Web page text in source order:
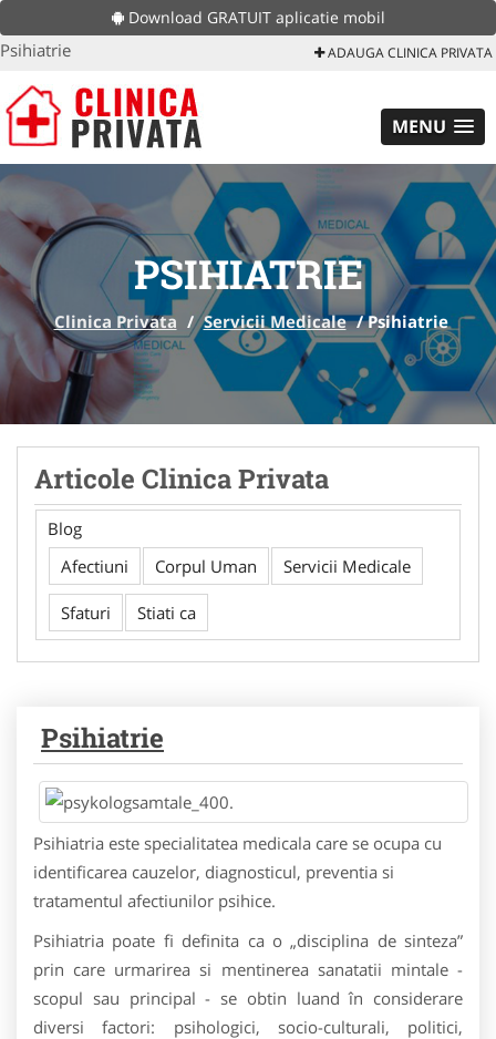
Download GRATUIT aplicatie mobil
Psihiatrie ADAUGA CLINICA PRIVATA
MENU
PSIHIATRIE
Clinica Privata / Servicii Medicale /Psihiatrie
Articole Clinica Privata
Blog
Afectiuni
Corpul Uman Servicii Medicale
Sfaturi Stiati ca
Psihiatrie
Psihiatria este specialitatea medicala care se ocupa cu
identificarea cauzelor, diagnosticul, preventia si
tratamentul afectiunilor psihice.
Psihiatria poate fi definita ca o „disciplina de sinteza”
prin care urmarirea si mentinerea sanatatii mintale -
scopul sau principal - se obtin luand în considerare
diversi factori: psihologici, socio-culturali, politici,